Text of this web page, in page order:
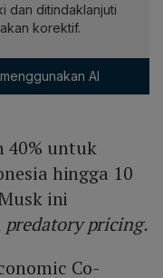
dan ditindaklanjuti
korektif.
AI
40% untuk
hingga 10
ini
predatory pricing.
Co-